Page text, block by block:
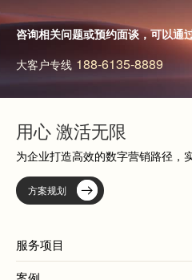
咨询相关问题或预约面谈，可以通
大客户专线 188-6135-8889
用心 激活无限
为企业打造高效的数字营销路径，
方案规划
服务项目